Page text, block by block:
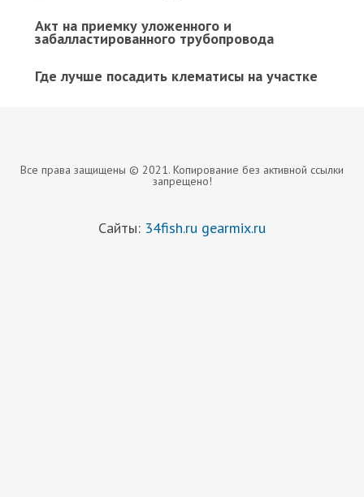
Акт на приемку уложенного и
забалластированного трубопровода
Где лучше посадить клематисы на участке
Все права защищены © 2021. Копирование без активной ссылки
запрещено!
Сайты: 34fish.ru gearmix.ru